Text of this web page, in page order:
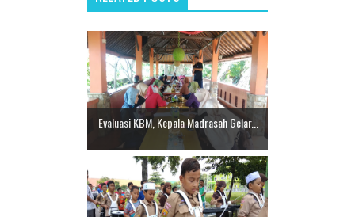
Evaluasi KBM, Kepala Madrasah Gelar...